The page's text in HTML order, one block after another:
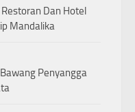
Dan Hotel
Mandalika
Penyangga